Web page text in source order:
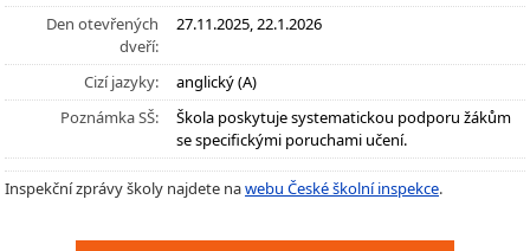
Den otevřených
dveří:
27.11.2025, 22.1.2026
Cizí jazyky:
anglický (A)
Poznámka SŠ:
Škola poskytuje systematickou podporu žákům
se specifickými poruchami učení.
Inspekční zprávy školy najdete nawebu České školní inspekce.